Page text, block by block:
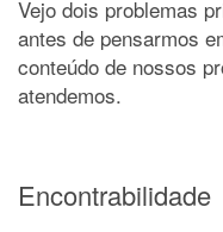
Vejo dois problemas
antes de pensarmos
conteúdo de nossos
atendemos.
Encontrabilidade